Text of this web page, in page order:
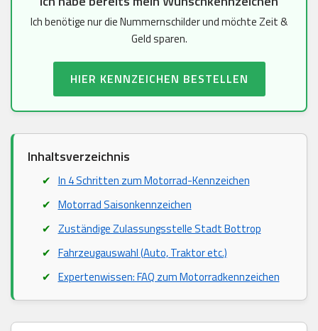
Ich benötige nur die Nummernschilder und möchte Zeit &
Geld sparen.
HIER KENNZEICHEN BESTELLEN
Inhaltsverzeichnis
In 4 Schritten zum Motorrad-Kennzeichen
Motorrad Saisonkennzeichen
Zuständige Zulassungsstelle Stadt Bottrop
Fahrzeugauswahl (Auto, Traktor etc.)
Expertenwissen: FAQ zum Motorradkennzeichen